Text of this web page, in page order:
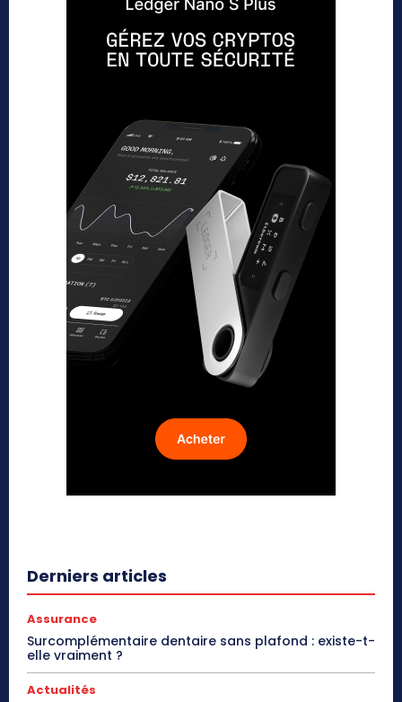
Derniers articles
Assurance
Surcomplémentaire dentaire sans plafond : existe-t-
elle vraiment ?
Actualités